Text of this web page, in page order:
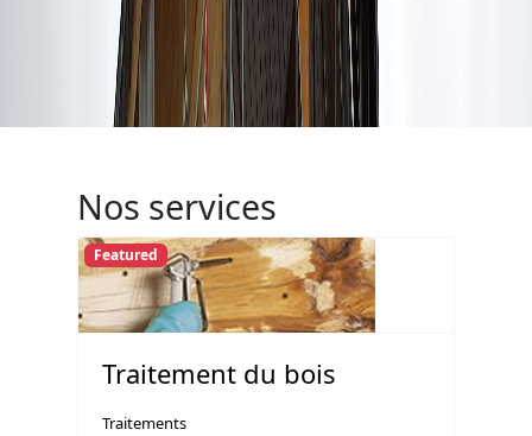
Nos services
Featured
Traitement du bois
Traitements